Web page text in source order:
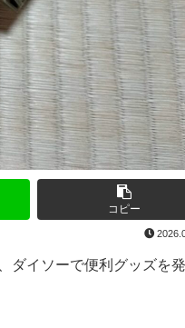
コピー
ダイソーで便利グッズを